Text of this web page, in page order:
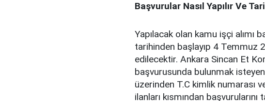
Başvurular Nasıl Yapılır Ve
Yapılacak olan kamu işçi alımı
tarihinden başlayıp 4 Temmuz
edilecektir. Ankara Sincan Et
başvurusunda bulunmak
üzerinden T.C kimlik numarası
ilanları kısmından